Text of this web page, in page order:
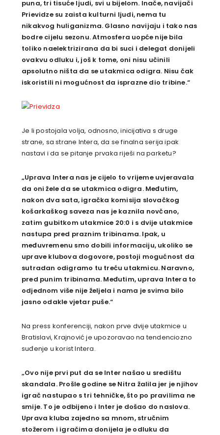
puna, tri tisuće ljudi, svi u bijelom. Inače, navijači
Prievidze su zaista kulturni ljudi, nema tu
nikakvog huliganizma. Glasno navijaju i tako nas
bodre cijelu sezonu. Atmosfera uopće nije bila
toliko naelektrizirana da bi suci i delegat donijeli
ovakvu odluku i, još k tome, oni nisu učinili
apsolutno ništa da se utakmica odigra. Nisu čak
iskoristili ni mogućnost da isprazne dio tribine.“
Je li postojala volja, odnosno, inicijativa s druge
strane, sa strane Intera, da se finalna serija ipak
nastavi i da se pitanje prvaka riješi na parketu?
„Uprava Intera nas je cijelo to vrijeme uvjeravala
da oni žele da se utakmica odigra. Međutim,
nakon dva sata, igračka komisija slovačkog
košarkaškog saveza nas je kaznila novčano,
zatim gubitkom utakmice 20:0 i s dvije utakmice
nastupa pred praznim tribinama. Ipak, u
međuvremenu smo dobili informaciju, ukoliko se
uprave klubova dogovore, postoji mogućnost da
sutradan odigramo tu treću utakmicu. Naravno,
pred punim tribinama. Međutim, uprava Intera to
odjednom više nije željela i nama je svima bilo
jasno odakle vjetar puše.“
Na press konferenciji, nakon prve dvije utakmice u
Bratislavi, Krajnović je upozoravao na tendenciozno
suđenje u korist Intera.
„Ovo nije prvi put da se Inter našao u središtu
skandala. Prošle godine se Nitra žalila jer je njihov
igrač nastupao s tri tehničke, što po pravilima ne
smije. To je odbijeno i Inter je došao do naslova.
Uprava kluba zajedno sa mnom, stručnim
stožerom i igračima donijela je odluku da